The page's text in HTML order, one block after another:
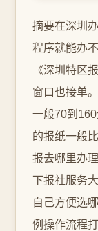
摘要在深圳
程序就能办
《深圳特区
窗口也接单
一般70到
的报纸一般
报去哪里办
下报社服务
自己方便选
例操作流程